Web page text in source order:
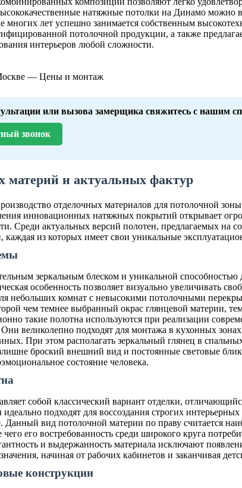
натяжные потолки на Динамо можно
многих лет успешно занимается собственным
потолочной продукции, а также
интерьеров любой сложности.
или вызова замерщика свяжитесь с нашим
звонок
материй и актуальных фактур
отделочных материалов для потолочной
инновационных натяжных покрытий открывает
Среди актуальных версий полотен, предлагаемых на
каждая из которых имеет свои уникальные
зеркальным блеском и уникальной способностью
особенность позволяет визуально увеличивать
небольших комнат с невысокими потолочными
чем темнее выбранный окрас глянцевой материи,
такие полотна используются при реализации
великолепно подходят для монтажа в кухонных
При этом располагать зеркальный глянец в
броский внешний вид и постоянные световые
состояние человека.
собой классический вариант отделки,
подходят для воссоздания строгих
вид потолочной материи по праву считается
его востребованность среди широкого круга
и выдержанность материала исключают
начиная от рабочих кабинетов и заканчивая
конструкции